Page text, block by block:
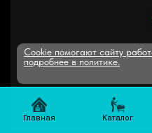
Главная Каталог
Cookie помогают сайту
подробнее в политике.